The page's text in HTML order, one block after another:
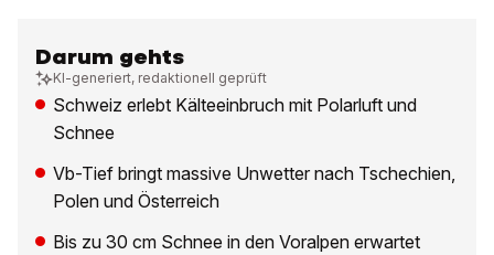
Darum gehts
KI-generiert, redaktionell geprüft
Schweiz erlebt Kälteeinbruch mit Polarluft und
Schnee
Vb-Tief bringt massive Unwetter nach Tschechien,
Polen und Österreich
Bis zu 30 cm Schnee in den Voralpen erwartet